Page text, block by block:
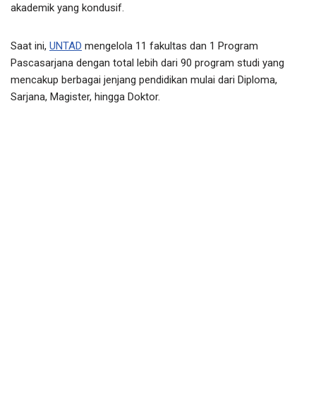
akademik yang kondusif.
Saat ini, UNTAD mengelola 11 fakultas dan 1 Program
Pascasarjana dengan total lebih dari 90 program studi yang
mencakup berbagai jenjang pendidikan mulai dari Diploma,
Sarjana, Magister, hingga Doktor.